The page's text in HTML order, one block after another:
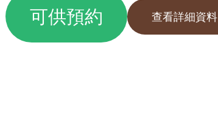
可供預約 查看詳細資料